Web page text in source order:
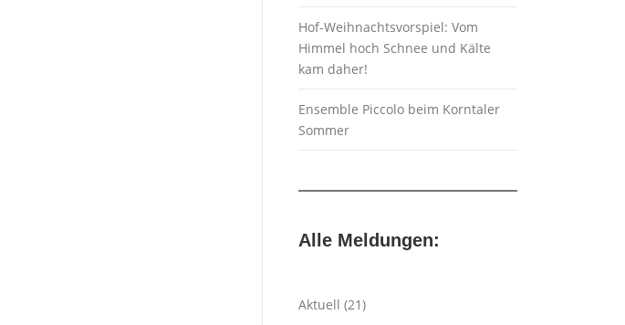
Hof-Weihnachtsvorspiel: Vom
Himmel hoch Schnee und Kälte
kam daher!
Ensemble Piccolo beim Korntaler
Sommer
Alle Meldungen:
Aktuell (21)